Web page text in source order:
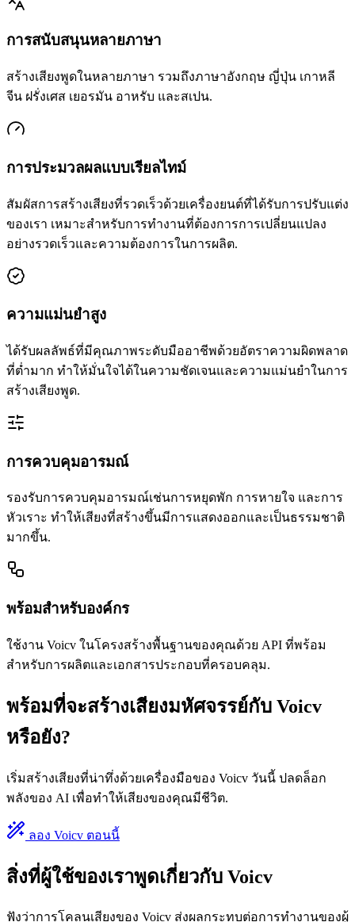
การสนับสนุนหลายภาษา
สร้างเสียงพูดในหลายภาษา รวมถึงภาษาอังกฤษ ญี่ปุ่น เกาหลี
จีน ฝรั่งเศส เยอรมัน อาหรับ และสเปน.
การประมวลผลแบบเรียลไทม์
สัมผัสการสร้างเสียงที่รวดเร็วด้วยเครื่องยนต์ที่ได้รับการปรับแต่ง
ของเรา เหมาะสำหรับการทำงานที่ต้องการการเปลี่ยนแปลง
อย่างรวดเร็วและความต้องการในการผลิต.
ความแม่นยำสูง
ได้รับผลลัพธ์ที่มีคุณภาพระดับมืออาชีพด้วยอัตราความผิดพลาด
ที่ต่ำมาก ทำให้มั่นใจได้ในความชัดเจนและความแม่นยำในการ
สร้างเสียงพูด.
การควบคุมอารมณ์
รองรับการควบคุมอารมณ์เช่นการหยุดพัก การหายใจ และการ
หัวเราะ ทำให้เสียงที่สร้างขึ้นมีการแสดงออกและเป็นธรรมชาติ
มากขึ้น.
พร้อมสำหรับองค์กร
ใช้งาน Voicv ในโครงสร้างพื้นฐานของคุณด้วย API ที่พร้อม
สำหรับการผลิตและเอกสารประกอบที่ครอบคลุม.
พร้อมที่จะสร้างเสียงมหัศจรรย์กับ Voicv
หรือยัง?
เริ่มสร้างเสียงที่น่าทึ่งด้วยเครื่องมือของ Voicv วันนี้ ปลดล็อก
พลังของ AI เพื่อทำให้เสียงของคุณมีชีวิต.
ลอง Voicv ตอนนี้
สิ่งที่ผู้ใช้ของเราพูดเกี่ยวกับ Voicv
ฟังว่าการโคลนเสียงของ Voicv ส่งผลกระทบต่อการทำงานของผู้